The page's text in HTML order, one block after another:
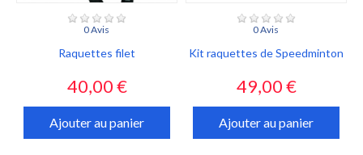
0 Avis
Raquettes filet
Prix
40,00 €
Ajouter au panier
0 Avis
Kit raquettes de Speedminton
Prix
49,00 €
Ajouter au panier